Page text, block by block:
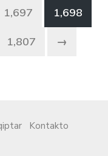
1,697 1,698
1,807 →
Kontakto